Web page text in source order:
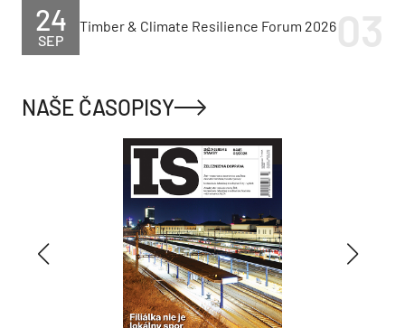
SEP
24 Timber & Climate Resilience Forum 2026
NAŠE ČASOPISY